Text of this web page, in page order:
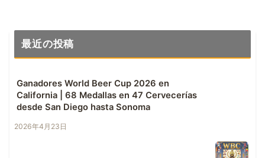
最近の投稿
Ganadores World Beer Cup 2026 en
California | 68 Medallas en 47 Cervecerías
desde San Diego hasta Sonoma
2026年4月23日